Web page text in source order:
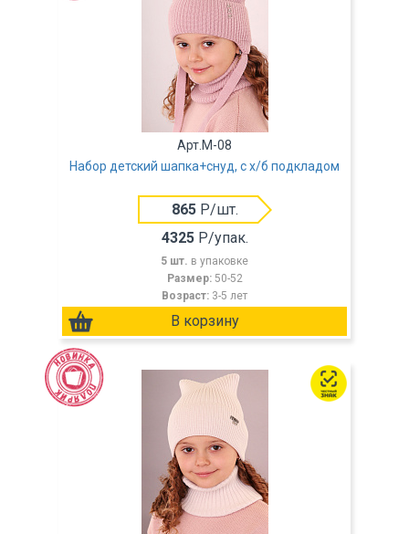
Арт.M-08
Набор детский шапка+снуд, с х/б подкладом
865Р/шт.
4325Р/упак.
5 шт. в упаковке
Размер: 50-52
Возраст: 3-5 лет